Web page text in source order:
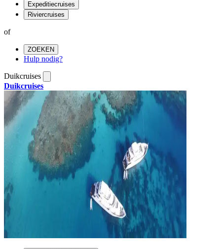
Expeditiecruises
Riviercruises
of
ZOEKEN
Hulp nodig?
Duikcruises
Duikcruises